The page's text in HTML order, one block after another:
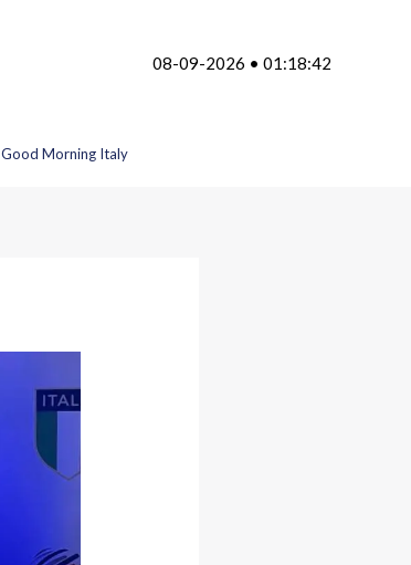
08-09-2026 • 01:18:42
Good Morning Italy